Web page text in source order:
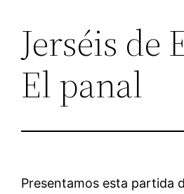
Jerséis de
El panal
Presentamos esta partida